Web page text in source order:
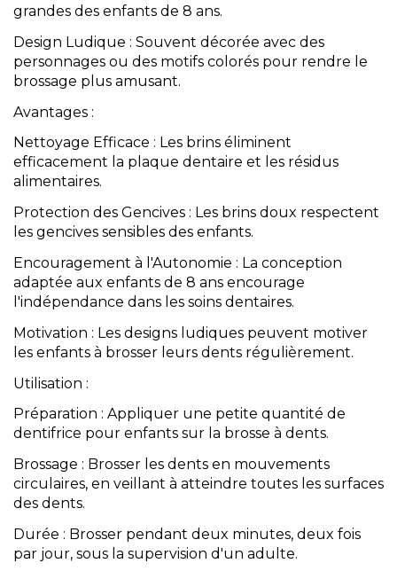
grandes des enfants de 8 ans.
Design Ludique : Souvent décorée avec des
personnages ou des motifs colorés pour rendre le
brossage plus amusant.
Avantages :
Nettoyage Efficace : Les brins éliminent
efficacement la plaque dentaire et les résidus
alimentaires.
Protection des Gencives : Les brins doux respectent
les gencives sensibles des enfants.
Encouragement à l'Autonomie : La conception
adaptée aux enfants de 8 ans encourage
l'indépendance dans les soins dentaires.
Motivation : Les designs ludiques peuvent motiver
les enfants à brosser leurs dents régulièrement.
Utilisation :
Préparation : Appliquer une petite quantité de
dentifrice pour enfants sur la brosse à dents.
Brossage : Brosser les dents en mouvements
circulaires, en veillant à atteindre toutes les surfaces
des dents.
Durée : Brosser pendant deux minutes, deux fois
par jour, sous la supervision d'un adulte.